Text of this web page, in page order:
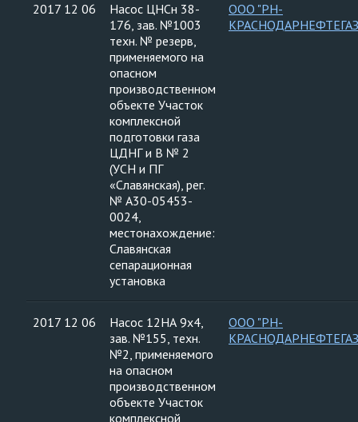
2017 12 06
Насос ЦНСн 38-
176, зав. №1003
техн. № резерв,
применяемого на
опасном
производственном
объекте Участок
комплексной
подготовки газа
ЦДНГ и В № 2
(УСН и ПГ
«Славянская), рег.
№ А30-05453-
0024,
местонахождение:
Славянская
сепарационная
установка
ООО "РН-
2017 12 06
Насос 12НА 9х4,
зав. №155, техн.
№2, применяемого
на опасном
производственном
объекте Участок
комплексной
ООО "РН-